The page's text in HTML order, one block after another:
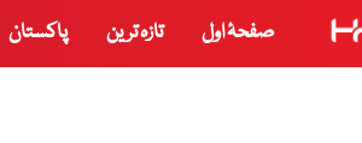
صفحۂ اول تازہ ترین پاکستان